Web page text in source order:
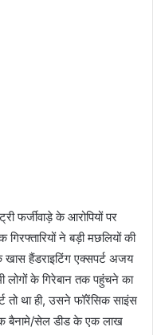
फर्जीवाड़े के आरोपियों पर
ने बड़ी मछलियों की
हैंडराइटिंग एक्सपर्ट अजय
लोगों के गिरेबान तक पहुंचने का
तो था ही, उसने फॉरेंसिक साइंस
एक बैनामे/सेल डीड के एक लाख